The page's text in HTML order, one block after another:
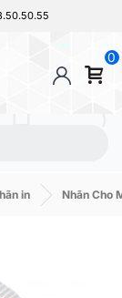
0
in Nhãn Cho